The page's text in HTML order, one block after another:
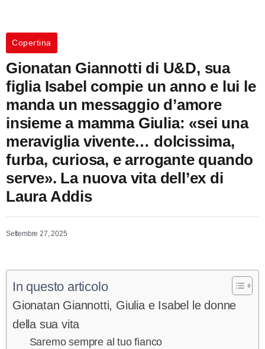
Copertina
Gionatan Giannotti di U&D, sua
figlia Isabel compie un anno e lui le
manda un messaggio d’amore
insieme a mamma Giulia: «sei una
meraviglia vivente… dolcissima,
furba, curiosa, e arrogante quando
serve». La nuova vita dell’ex di
Laura Addis
Settembre 27, 2025
In questo articolo
Gionatan Giannotti, Giulia e Isabel le donne
della sua vita
Saremo sempre al tuo fianco